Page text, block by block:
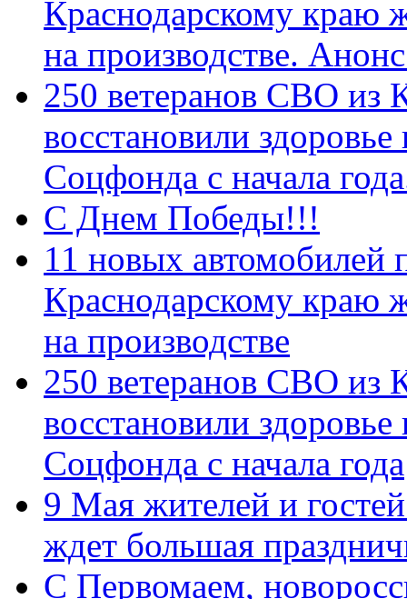
Краснодарскому краю
на производстве.
250 ветеранов СВО из
восстановили
Соцфонда с начала
С Днем Победы!!!
11 новых автомобилей
Краснодарскому краю
на производстве
250 ветеранов СВО из
восстановили
Соцфонда с начала года
9 Мая жителей и
ждет большая
C Первомаем,